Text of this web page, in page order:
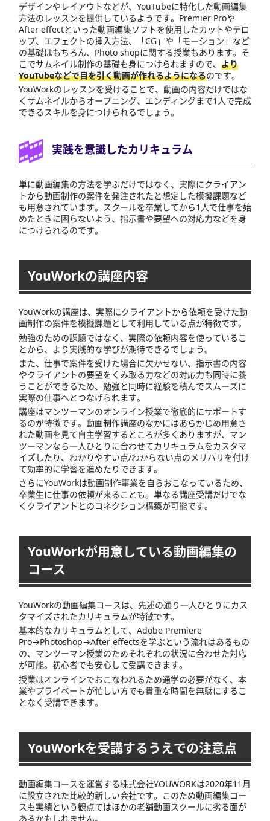
デザインやレイアウトなどが、YouTubeに特化した動画編集
方法のレッスンを提供しているようです。Premier Proや
After effectといった動画編集ソフトを使用したカットやテロ
ップ、エフェクトの挿入方法、「CG」や「モーション」など
の基礎はもちろん、Photo shopに関する授業もあります。そ
こでサムネイル制作の基礎も身につけられますので、 より
YouTubeなどで目を引く動画が作れるようになるのです。
YouWorkのレッスンを受けることで、動画の内容だけではな
くサムネイルからオープニング、エンディングまで1人で完成
できるスキルを身につけられるでしょう。
実践を意識したカリキュラム
単に動画編集の方法を学ぶだけではなく、実際にクライアン
トから動画制作の案件を発注されたと想定した模擬課題など
も用意されています。スクールを卒業してから1人で仕事を始
めたときに困らないよう、指示書や要望への対応力などを身
につけられるのです。
YouWorkの講座内容
YouWorkの講座は、実際にクライアントから依頼を受けた動
画制作の案件を模擬課題として利用している点が特徴です。
勉強のための課題ではなく、実際の依頼内容を使っているこ
とから、より実践的な学びが期待できるでしょう。
また、仕事で案件を受けた場合に欠かせない、指示書の内容
やクライアントの要望をくみ取る力などの対応力も同時に養
うことができるため、勉強と同時に経験を積んでスムーズに
実際の仕事へとつなげられます。
講座はマンツーマンのオンライン授業で徹底的にサポートす
るのが特徴です。動画制作講座のなかにはあらかじめ用意さ
れた動画を見て自主学習するところが多くありますが、マン
ツーマンなら一人ひとりに合わせてカリキュラムをカスタマ
イズしたり、わかりやすい点/わからない点のメリハリを付け
て効率的に学習を進めたりできます。
さらにYouWorkは動画制作事業を自らおこなっているため、
卒業生に仕事の依頼が来ることも。単なる講座受講だけでな
くクライアントとのコネクション構築が可能です。
YouWorkが用意している動画編集の
コース
YouWorkの動画編集コースは、先述の通り一人ひとりにカス
タマイズされたカリキュラムが特徴です。
基本的なカリキュラムとして、Adobe Premiere
Pro→Photoshop→After effectsを学ぶという流れはあるもの
の、マンツーマン授業のためそれぞれの状況に合わせた対応
が可能。初心者でも安心して受講できます。
授業はオンラインでおこなわれるため通学の必要がなく、本
業やプライベートが忙しい方でも貴重な時間を無駄にするこ
となく受講できます。
YouWorkを受講するうえでの注意点
動画編集コースを運営する株式会社YOUWORKは2020年11月
に設立された比較的新しい会社です。このため動画編集コー
スも実績という観点ではほかの老舗動画スクールに劣る面が
あるかもしれません。